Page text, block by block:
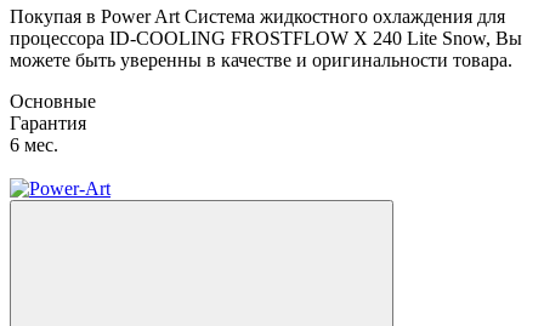
Покупая в Power Art Система жидкостного охлаждения для
процессора ID-COOLING FROSTFLOW X 240 Lite Snow, Вы
можете быть уверенны в качестве и оригинальности товара.
Основные
Гарантия
6 мес.